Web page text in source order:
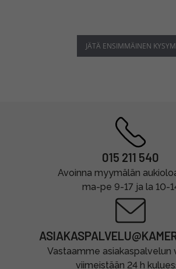
JÄTÄ ENSIMMÄINEN
015 211 540
Avoinna myymälän
ma-pe 9-17 ja la 10-
Vastaamme asiakaspalvelun
viimeistään 24 h